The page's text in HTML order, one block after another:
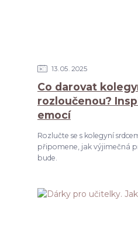
13 05 2025
Co darovat
rozloučenou?
emocí
Rozlučte se s kolegyní
připomene, jak výjimečná
bude.